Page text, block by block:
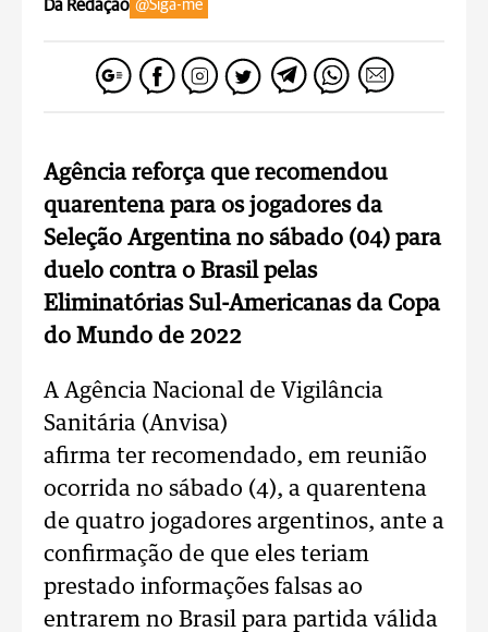
Da Redação @Siga-me
Agência reforça que recomendou
quarentena para os jogadores da
Seleção Argentina no sábado (04) para
duelo contra o Brasil pelas
Eliminatórias Sul-Americanas da Copa
do Mundo de 2022
A Agência Nacional de Vigilância
Sanitária (Anvisa)
afirma ter recomendado, em reunião
ocorrida no sábado (4), a quarentena
de quatro jogadores argentinos, ante a
confirmação de que eles teriam
prestado informações falsas ao
entrarem no Brasil para partida válida